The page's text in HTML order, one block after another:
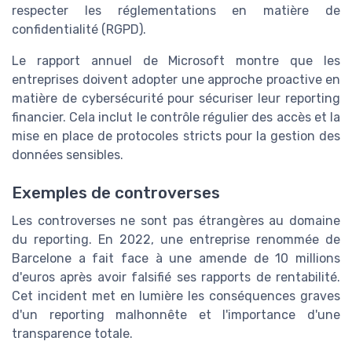
respecter les réglementations en matière de
confidentialité (RGPD).
Le rapport annuel de Microsoft montre que les
entreprises doivent adopter une approche proactive en
matière de cybersécurité pour sécuriser leur reporting
financier. Cela inclut le contrôle régulier des accès et la
mise en place de protocoles stricts pour la gestion des
données sensibles.
Exemples de controverses
Les controverses ne sont pas étrangères au domaine
du reporting. En 2022, une entreprise renommée de
Barcelone a fait face à une amende de 10 millions
d'euros après avoir falsifié ses rapports de rentabilité.
Cet incident met en lumière les conséquences graves
d'un reporting malhonnête et l'importance d'une
transparence totale.